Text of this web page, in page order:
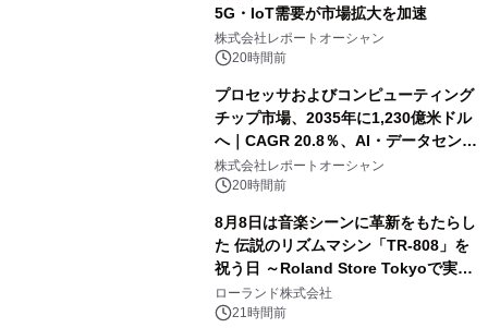
5G・IoT需要が市場拡大を加速
株式会社レポートオーシャン
20時間前
プロセッサおよびコンピューティング
チップ市場、2035年に1,230億米ドル
へ｜CAGR 20.8％、AI・データセンタ
ー需要が成長を牽引
株式会社レポートオーシャン
20時間前
8月8日は音楽シーンに革新をもたらし
た 伝説のリズムマシン「TR-808」を
祝う日 ～Roland Store Tokyoで実機
を展示しての 記念キャンペーンを開
催 英国ラジオ「NTS」の 特別プログ
ローランド株式会社
21時間前